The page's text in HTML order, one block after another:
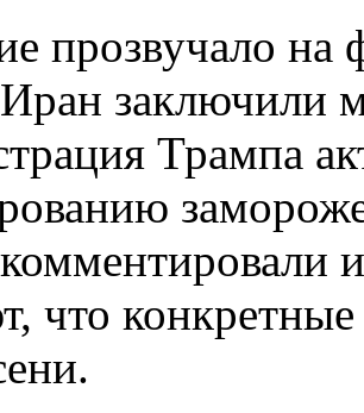
прозвучало
заключили
Трампа
что